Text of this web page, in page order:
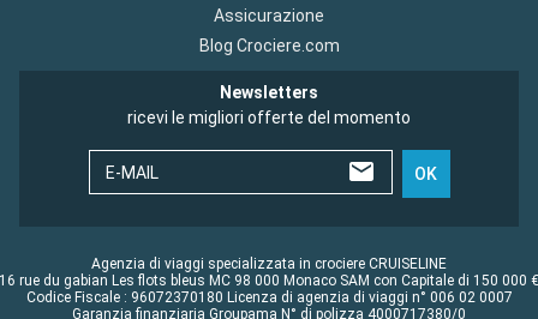
Assicurazione
Blog Crociere.com
Newsletters
ricevi le migliori offerte del momento
E-MAIL OK
Agenzia di viaggi specializzata in crociere CRUISELINE
16 rue du gabian Les flots bleus MC 98 000 Monaco SAM con Capitale di 150 000 €
Codice Fiscale : 96072370180 Licenza di agenzia di viaggi n° 006 02 0007
Garanzia finanziaria Groupama N° di polizza 4000717380/0